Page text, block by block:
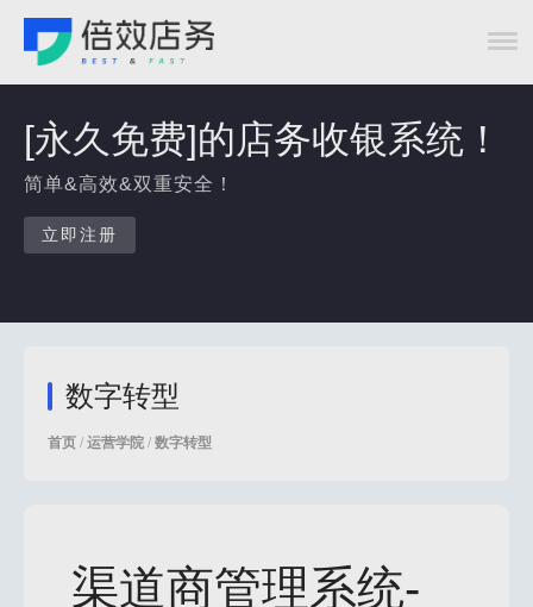
[永久免费]的店务收银系统！
简单&高效&双重安全！
立即注册
数字转型
首页 / 运营学院 / 数字转型
渠道商管理系统-